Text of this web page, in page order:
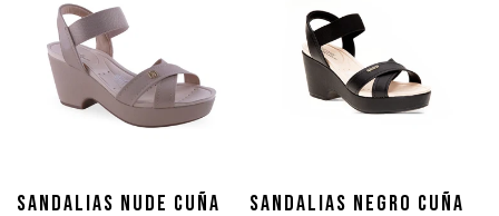
SANDALIAS NUDE CUÑA
SANDALIAS NEGRO CUÑA